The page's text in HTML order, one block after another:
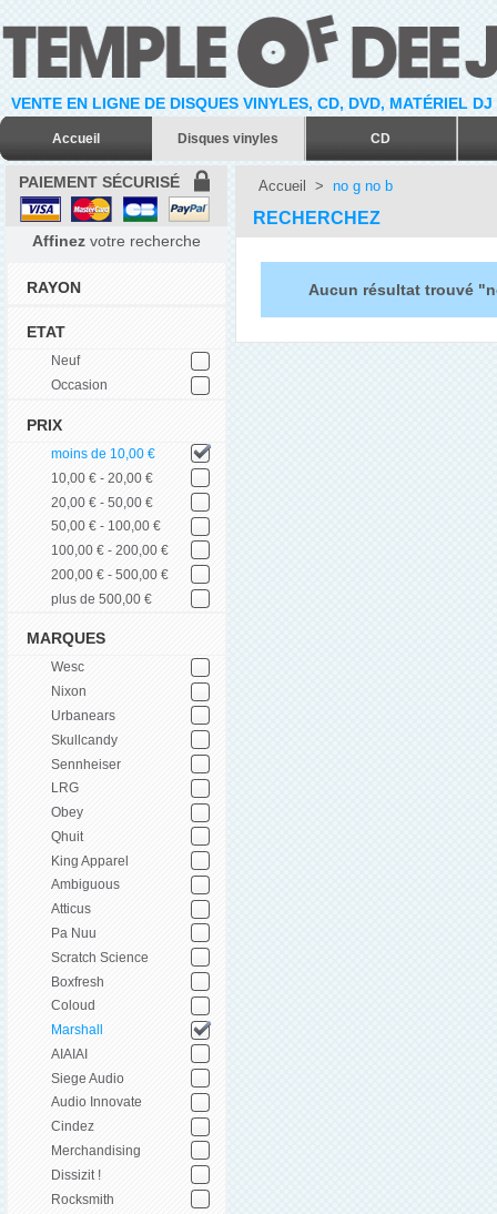
VENTE EN LIGNE DE DISQUES VINYLES, CD, DVD, MATÉRIEL
Accueil Disques vinyles CD
PAIEMENT SÉCURISÉ
Affinez votre recherche
RAYON
ETAT
Neuf
Occasion
PRIX
moins de 10,00 €
10,00 € - 20,00 €
20,00 € - 50,00 €
50,00 € - 100,00 €
100,00 € - 200,00 €
200,00 € - 500,00 €
plus de 500,00 €
MARQUES
Wesc
Nixon
Urbanears
Skullcandy
Sennheiser
LRG
Obey
Qhuit
King Apparel
Ambiguous
Atticus
Pa Nuu
Scratch Science
Boxfresh
Coloud
Marshall
AIAIAI
Siege Audio
Audio Innovate
Cindez
Merchandising
Dissizit !
Rocksmith
Accueil > no g no b
RECHERCHEZ
Aucun résultat trouvé